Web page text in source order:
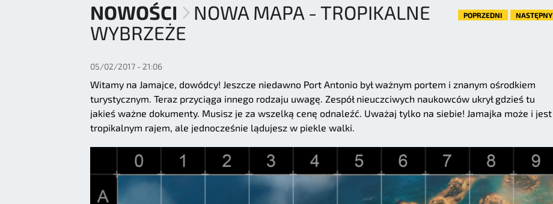
NOWOŚCI
NOWA MAPA - TROPIKALNE
WYBRZEŻE
POPRZEDNI NASTĘPNY
05/02/2017 - 21:06
Witamy na Jamajce, dowódcy! Jeszcze niedawno Port Antonio był ważnym portem i znanym ośrodkiem
turystycznym. Teraz przyciąga innego rodzaju uwagę. Zespół nieuczciwych naukowców ukrył gdzieś tu
jakieś ważne dokumenty. Musisz je za wszelką cenę odnaleźć. Uważaj tylko na siebie! Jamajka może i jest
tropikalnym rajem, ale jednocześnie lądujesz w piekle walki.